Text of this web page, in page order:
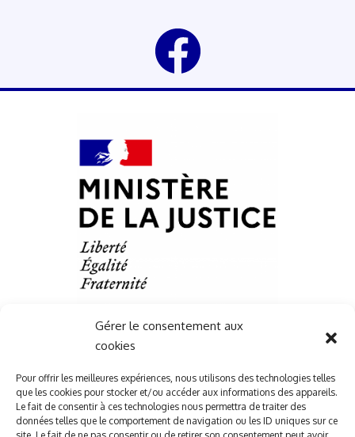
Gérer le consentement aux
cookies
Pour offrir les meilleures expériences, nous utilisons des technologies telles
que les cookies pour stocker et/ou accéder aux informations des appareils.
Le fait de consentir à ces technologies nous permettra de traiter des
données telles que le comportement de navigation ou les ID uniques sur ce
Liens Utile
Services
Ressources juridique